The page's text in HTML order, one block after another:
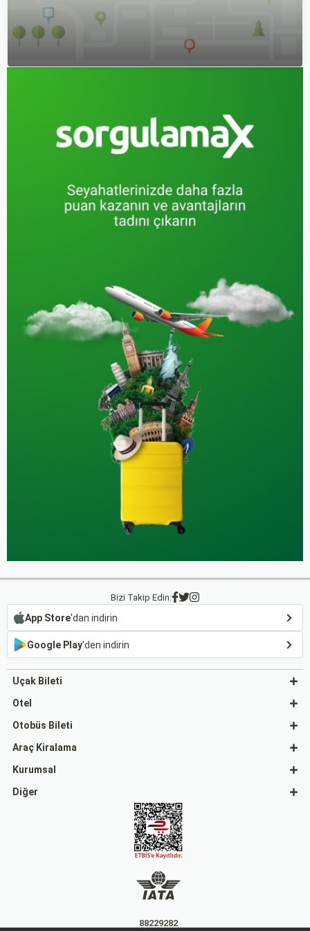
Bizi Takip Edin:
App Store'dan indirin
Google Play'den indirin
Uçak Bileti
Otel
Otobüs Bileti
Araç Kiralama
Kurumsal
Diğer
88229282